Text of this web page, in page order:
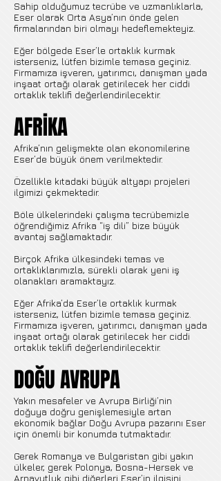
Sahip olduğumuz tecrübe ve uzmanlıklarla,
Eser olarak Orta Asya’nın önde gelen
firmalarından biri olmayı hedeflemekteyiz.
Eğer bölgede Eser’le ortaklık kurmak
isterseniz, lütfen bizimle temasa geçiniz.
Firmamıza işveren, yatırımcı, danışman yada
inşaat ortağı olarak getirilecek her ciddi
ortaklık teklifi değerlendirilecektir.
AFRİKA
Afrika’nın gelişmekte olan ekonomilerine
Eser’de büyük önem verilmektedir.
Özellikle kıtadaki büyük altyapı projeleri
ilgimizi çekmektedir.
Böle ülkelerindeki çalışma tecrübemizle
öğrendiğimiz Afrika “iş dili” bize büyük
avantaj sağlamaktadır.
Birçok Afrika ülkesindeki temas ve
ortaklıklarımızla, sürekli olarak yeni iş
olanakları aramaktayız.
Eğer Afrika’da Eser’le ortaklık kurmak
isterseniz, lütfen bizimle temasa geçiniz.
Firmamıza işveren, yatırımcı, danışman yada
inşaat ortağı olarak getirilecek her ciddi
ortaklık teklifi değerlendirilecektir.
DOĞU AVRUPA
Yakın mesafeler ve Avrupa Birliği’nin
doğuya doğru genişlemesiyle artan
ekonomik bağlar Doğu Avrupa pazarını Eser
için önemli bir konumda tutmaktadır.
Gerek Romanya ve Bulgaristan gibi yakın
ülkeler, gerek Polonya, Bosna-Hersek ve
Arnavutluk gibi diğerleri Eser’in ilgisini